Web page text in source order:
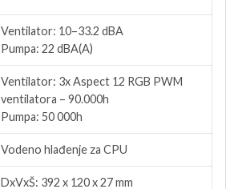
Ventilator: 10–33.2 dBA
Pumpa: 22 dBA(A)
Ventilator: 3x Aspect 12 RGB PWM
ventilatora – 90.000h
Pumpa: 50 000h
Vodeno hlađenje za CPU
DxVxŠ: 392 x 120 x 27 mm